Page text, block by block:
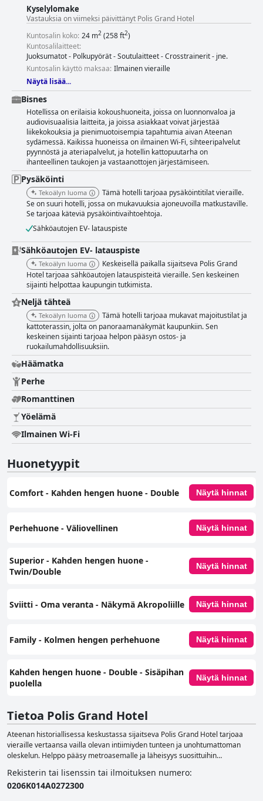
Kyselylomake
Vastauksia on viimeksi päivittänyt Polis Grand Hotel
Kuntosalin koko: 24 m2 (258 ft2)
Kuntosalilaitteet:
Juoksumatot - Polkupyörät - Soutulaitteet - Crosstrainerit - jne.
Kuntosalin käyttö maksaa: Ilmainen vieraille
Näytä lisää...
Bisnes
Hotellissa on erilaisia kokoushuoneita, joissa on luonnonvaloa ja
audiovisuaalisia laitteita, ja joissa asiakkaat voivat järjestää
liikekokouksia ja pienimuotoisempia tapahtumia aivan Ateenan
sydämessä. Kaikissa huoneissa on ilmainen Wi-Fi, sihteeripalvelut
pyynnöstä ja ateriapalvelut, ja hotellin kattopuutarha on
ihanteellinen taukojen ja vastaanottojen järjestämiseen.
Pysäköinti
Tekoälyn luoma
Tämä hotelli tarjoaa pysäköintitilat vieraille.
Se on suuri hotelli, jossa on mukavuuksia ajoneuvoilla matkustaville.
Se tarjoaa käteviä pysäköintivaihtoehtoja.
Sähköautojen EV- latauspiste
Sähköautojen EV- latauspiste
Tekoälyn luoma
Keskeisellä paikalla sijaitseva Polis Grand
Hotel tarjoaa sähköautojen latauspisteitä vieraille. Sen keskeinen
sijainti helpottaa kaupungin tutkimista.
Neljä tähteä
Tekoälyn luoma
Tämä hotelli tarjoaa mukavat majoitustilat ja
kattoterassin, jolta on panoraamanäkymät kaupunkiin. Sen
keskeinen sijainti tarjoaa helpon pääsyn ostos- ja
ruokailumahdollisuuksiin.
Häämatka
Perhe
Romanttinen
Yöelämä
Ilmainen Wi-Fi
Huonetyypit
Comfort - Kahden hengen huone - Double Näytä hinnat
Perhehuone - Väliovellinen Näytä hinnat
Superior - Kahden hengen huone -
Twin/Double
Näytä hinnat
Sviitti - Oma veranta - Näkymä Akropoliille Näytä hinnat
Family - Kolmen hengen perhehuone Näytä hinnat
Kahden hengen huone - Double - Sisäpihan
puolella
Näytä hinnat
Tietoa Polis Grand Hotel
Ateenan historiallisessa keskustassa sijaitseva Polis Grand Hotel tarjoaa
vieraille vertaansa vailla olevan intiimiyden tunteen ja unohtumattoman
oleskelun. Helppo pääsy metroasemalle ja läheisyys suosittuihin
tutkimiseen. Hotellissa on 100 tyylikästä ja viihtyisää huonetta ja sviittiä,
joista monista on näkymät kaupunkiin tai Akropolille. Asiakkaat voivat
Rekisterin tai lisenssin tai ilmoituksen numero:
0206Κ014Α0272300